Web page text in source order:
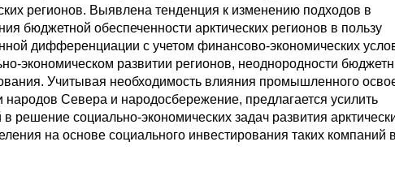
регионов. Выявлена тенденция к изменению подходов в
бюджетной обеспеченности арктических регионов в пользу
дифференциации с учетом финансово-экономических
экономическом развитии регионов, неоднородности
Учитывая необходимость влияния промышленного
Севера и народосбережение, предлагается усилить
решение социально-экономических задач развития
на основе социального инвестирования таких компаний